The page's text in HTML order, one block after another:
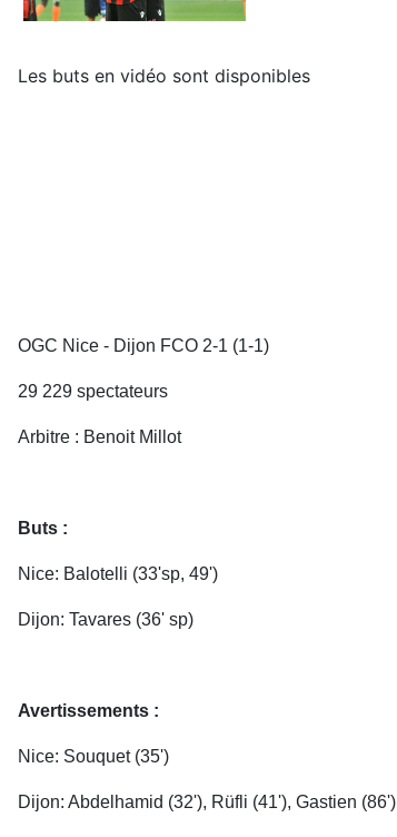
Les buts en vidéo sont disponibles
OGC Nice - Dijon FCO 2-1 (1-1)
29 229 spectateurs
Arbitre : Benoit Millot
Buts :
Nice: Balotelli (33'sp, 49')
Dijon: Tavares (36' sp)
Avertissements :
Nice: Souquet (35')
Dijon: Abdelhamid (32'), Rüfli (41'), Gastien (86')